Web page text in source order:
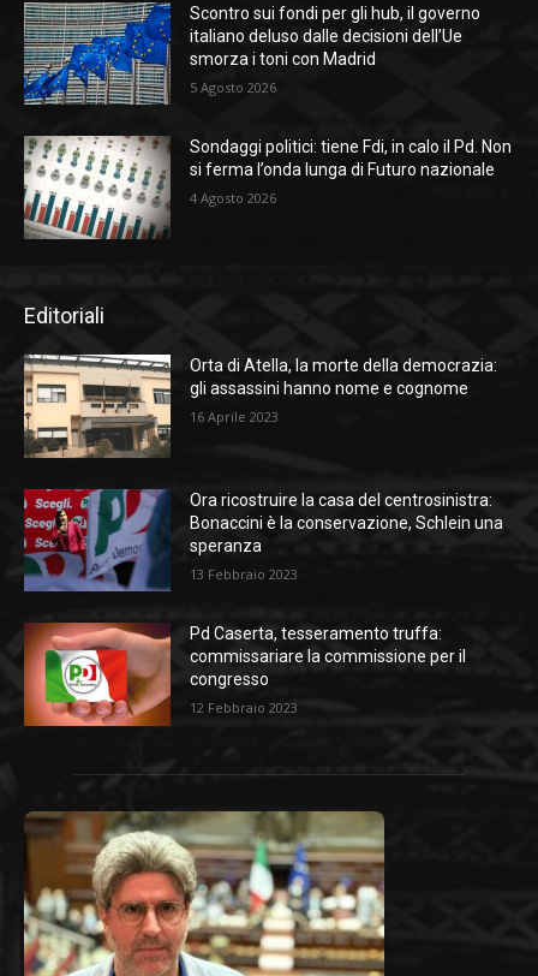
Scontro sui fondi per gli hub, il governo
italiano deluso dalle decisioni dell’Ue
smorza i toni con Madrid
5 Agosto 2026
Sondaggi politici: tiene Fdi, in calo il Pd. Non
si ferma l’onda lunga di Futuro nazionale
4 Agosto 2026
Editoriali
Orta di Atella, la morte della democrazia:
gli assassini hanno nome e cognome
16 Aprile 2023
Ora ricostruire la casa del centrosinistra:
Bonaccini è la conservazione, Schlein una
speranza
13 Febbraio 2023
Pd Caserta, tesseramento truffa:
commissariare la commissione per il
congresso
12 Febbraio 2023